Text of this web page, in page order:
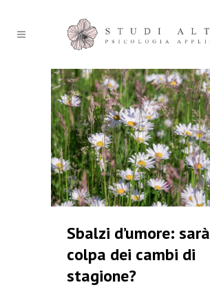
Sbalzi d’umore: sarà
colpa dei cambi di
stagione?